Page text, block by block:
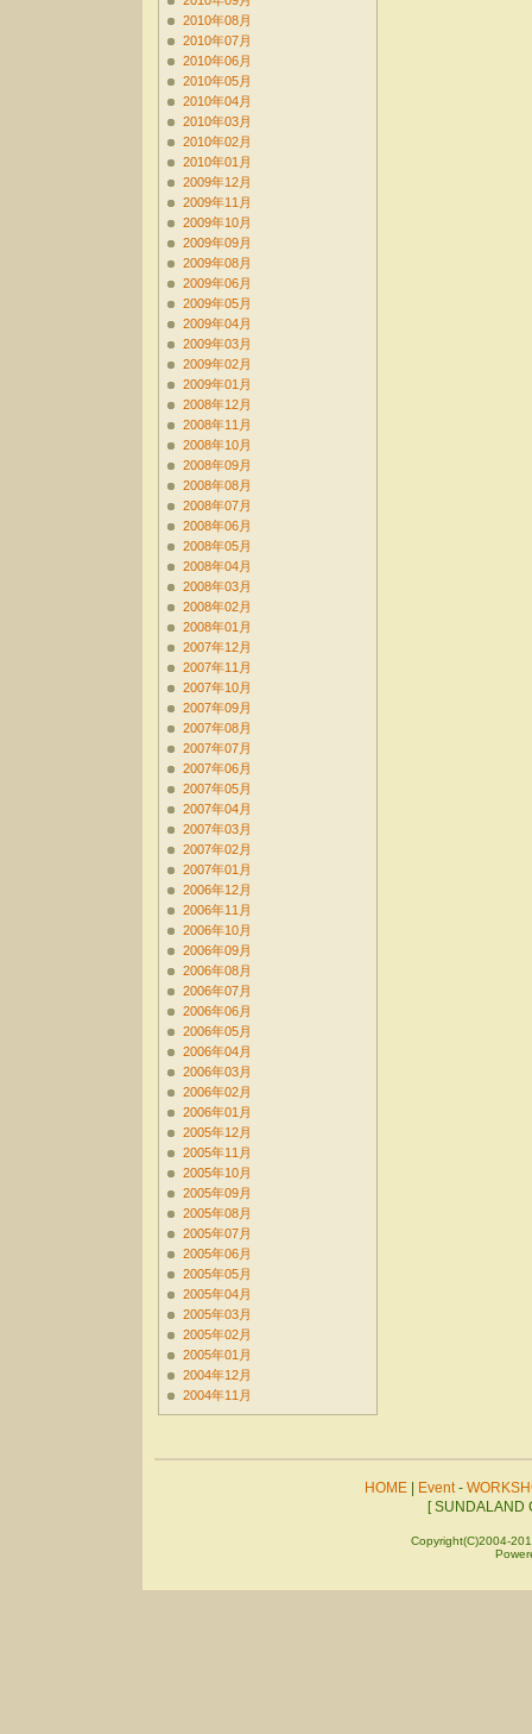
2010年08月
2010年07月
2010年06月
2010年05月
2010年04月
2010年03月
2010年02月
2010年01月
2009年12月
2009年11月
2009年10月
2009年09月
2009年08月
2009年06月
2009年05月
2009年04月
2009年03月
2009年02月
2009年01月
2008年12月
2008年11月
2008年10月
2008年09月
2008年08月
2008年07月
2008年06月
2008年05月
2008年04月
2008年03月
2008年02月
2008年01月
2007年12月
2007年11月
2007年10月
2007年09月
2007年08月
2007年07月
2007年06月
2007年05月
2007年04月
2007年03月
2007年02月
2007年01月
2006年12月
2006年11月
2006年10月
2006年09月
2006年08月
2006年07月
2006年06月
2006年05月
2006年04月
2006年03月
2006年02月
2006年01月
2005年12月
2005年11月
2005年10月
2005年09月
2005年08月
2005年07月
2005年06月
2005年05月
2005年04月
2005年03月
2005年02月
2005年01月
2004年12月
2004年11月
HOME| Event-
[ SUNDALAND
Copyright(C)2004-